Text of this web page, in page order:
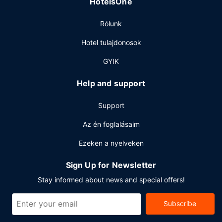
reggeli reggelit szolgálnak fel ingyenes reggeli naponta
A szálláshelyen business center, gyorsított bejelentkezési
lehetőség és gyorsított kijelentkezési lehetőség is igénybe
egyéni parkolás biztosított a helyszínen.
Rólunk
Hotel tulajdonosok
GYIK
Help and support
Support
Az én foglalásaim
Ezeken a nyelveken
Sign Up for Newsletter
Stay informed about news and special offers!
Subscribe